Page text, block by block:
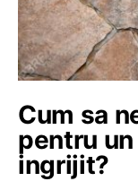
Cum sa
pentru
ingrijit?